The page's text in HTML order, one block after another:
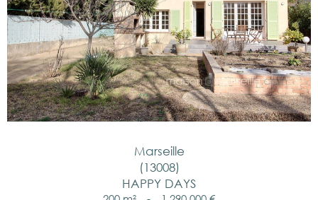
Marseille
(13008)
HAPPY DAYS